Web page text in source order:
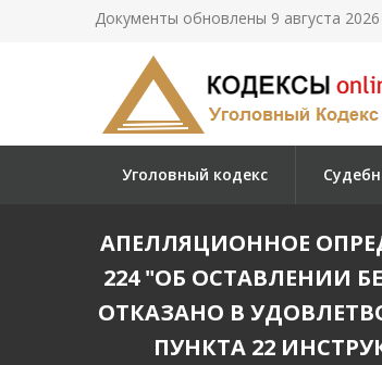
Документы обновлены 9 августа 2026
Уголовный кодекс
АПЕЛЛЯЦИОННОЕ
224 "ОБ ОСТАВЛЕНИИ
ОТКАЗАНО В
ПУНКТА 22